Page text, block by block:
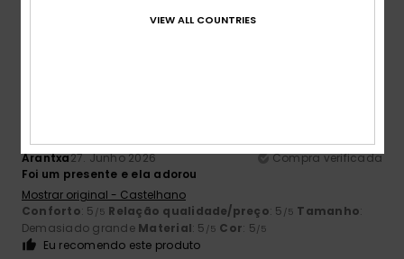
Eu recomendo este produto
Arantxa27. Junho 2026
Compra verificada
Foi um presente e ela adorou
Mostrar original - Castelhano
Conforto: 5 /5 Relação qualidade/preço: 5 /5 Tamanho:
Demasiado grande Material: 5 /5 Cor: 5/5
Eu recomendo este produto
VIEW ALL COUNTRIES